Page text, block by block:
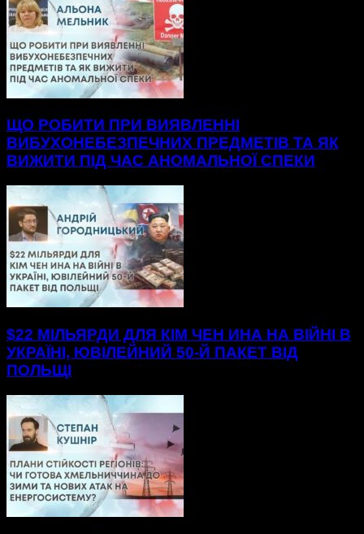
ЩО РОБИТИ ПРИ ВИЯВЛЕННІ
ВИБУХОНЕБЕЗПЕЧНИХ ПРЕДМЕТІВ ТА ЯК
ВИЖИТИ ПІД ЧАС АНОМАЛЬНОЇ СПЕКИ
$22 МІЛЬЯРДИ ДЛЯ КІМ ЧЕН ИНА НА ВІЙНІ В
УКРАЇНІ, ЮВІЛЕЙНИЙ 50-Й ПАКЕТ ВІД
ПОЛЬЩІ